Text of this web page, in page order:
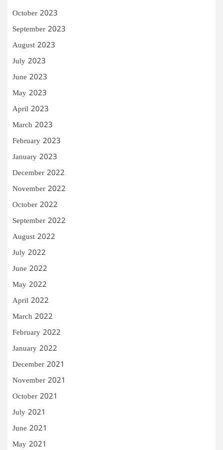
October 2023
September 2023
August 2023
July 2023
June 2023
May 2023
April 2023
March 2023
February 2023
January 2023
December 2022
November 2022
October 2022
September 2022
August 2022
July 2022
June 2022
May 2022
April 2022
March 2022
February 2022
January 2022
December 2021
November 2021
October 2021
July 2021
June 2021
May 2021